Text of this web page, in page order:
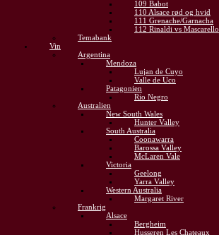
109 Babot
110 Alsace rød og hvid
111 Grenache/Garnacha
112 Rinaldi vs Mascarello
Temabank
Vin
Argentina
Mendoza
Lujan de Cuyo
Valle de Uco
Patagonien
Rio Negro
Australien
New South Wales
Hunter Valley
South Australia
Coonawarra
Barossa Valley
McLaren Vale
Victoria
Geelong
Yarra Valley
Western Australia
Margaret River
Frankrig
Alsace
Bergheim
Husseren Les Chateaux